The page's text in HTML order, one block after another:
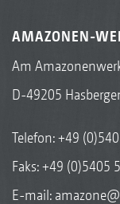
AMAZONEN-
Am
D-49205
Telefon:+49
Faks: +49 (0)5405
E-mail: